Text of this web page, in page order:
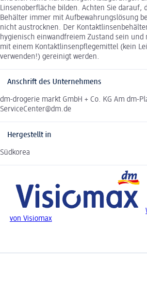
Linsenoberfläche bilden. Achten Sie darauf,
Behälter immer mit Aufbewahrungslösung
nicht austrocknen. Der
hygienisch einwandfreiem Zustand sein und
mit einem Kontaktlinsenpflegemittel (kein
verwenden!) gereinigt werden.
Anschrift des Unternehmens
dm-drogerie markt GmbH + Co. KG Am dm-
ServiceCenter@dm.de
Hergestellt in
Südkorea
von Visiomax